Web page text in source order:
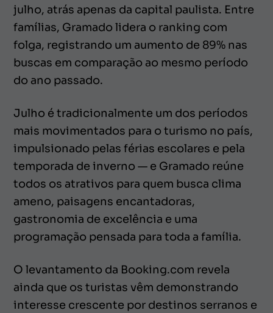
julho, atrás apenas da capital paulista. Entre
famílias, Gramado lidera o ranking com
folga, registrando um aumento de 89% nas
buscas em comparação ao mesmo período
do ano passado.
Julho é tradicionalmente um dos períodos
mais movimentados para o turismo no país,
impulsionado pelas férias escolares e pela
temporada de inverno — e Gramado reúne
todos os atrativos para quem busca clima
ameno, paisagens encantadoras,
gastronomia de excelência e uma
programação pensada para toda a família.
O levantamento da Booking.com revela
ainda que os turistas vêm demonstrando
interesse crescente por destinos serranos e